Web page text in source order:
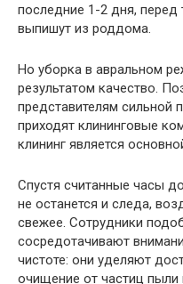
последние 1-2 дня,
выпишут из роддома.
Но уборка в авральном
результатом качество.
представителям сильной
приходят клининговые
клининг является
Спустя считанные часы
не останется и следа,
свежее. Сотрудники
сосредотачивают
чистоте: они уделяют
очищение от частиц